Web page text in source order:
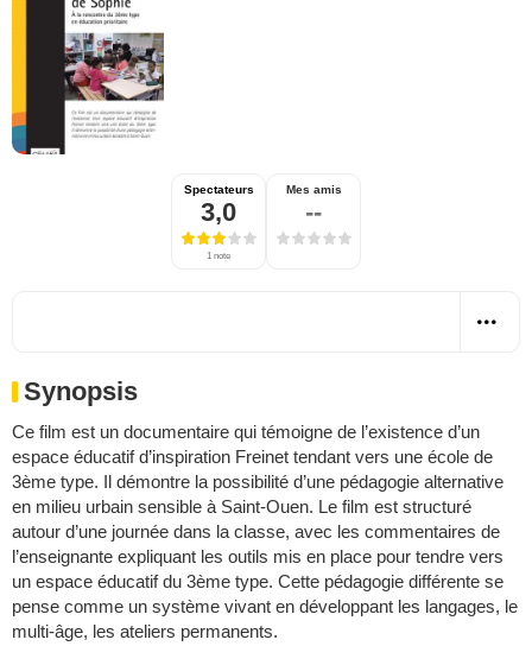
Spectateurs
3,0
1 note
Mes amis
--
Synopsis
Ce film est un documentaire qui témoigne de l’existence d’un
espace éducatif d’inspiration Freinet tendant vers une école de
3ème type. Il démontre la possibilité d’une pédagogie alternative
en milieu urbain sensible à Saint-Ouen. Le film est structuré
autour d’une journée dans la classe, avec les commentaires de
l’enseignante expliquant les outils mis en place pour tendre vers
un espace éducatif du 3ème type. Cette pédagogie différente se
pense comme un système vivant en développant les langages, le
multi-âge, les ateliers permanents.